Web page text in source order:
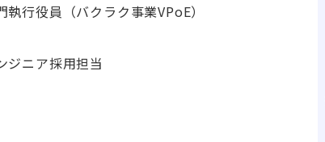
行役員（バクラク事業VPoE）
ジニア採用担当